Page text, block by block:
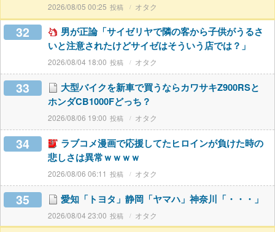
2026/08/05 00:25 オタク
32
男が正論「サイゼリヤで隣の客から子供がうるさ
いと注意されたけどサイゼはそういう店では？」
2026/08/04 18:00 オタク
33
大型バイクを新車で買うならカワサキZ900RSと
ホンダCB1000Fどっち？
2026/08/06 19:00 オタク
34
ラブコメ漫画で応援してたヒロインが負けた時の
悲しさは異常ｗｗｗｗ
2026/08/06 06:11 オタク
35 愛知「トヨタ」静岡「ヤマハ」神奈川「・・・」
2026/08/04 23:00 オタク